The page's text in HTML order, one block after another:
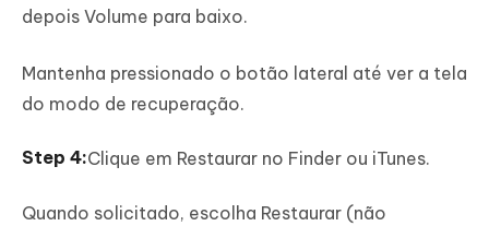
depois Volume para baixo.
Mantenha pressionado o botão lateral até ver a tela
do modo de recuperação.
Clique em Restaurar no Finder ou iTunes.
Quando solicitado, escolha Restaurar (não